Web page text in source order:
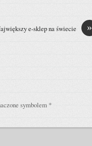
»
e-sklep na świecie
symbolem *